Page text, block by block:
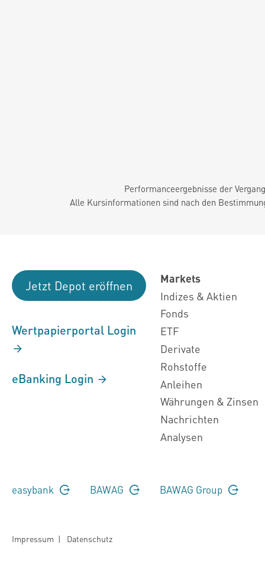
Performanceergebnisse der
Alle Kursinformationen sind nach den
Jetzt Depot eröffnen
Wertpapierportal Login
eBanking Login
Markets
Indizes & Aktien
Fonds
ETF
Derivate
Rohstoffe
Anleihen
Währungen & Zinsen
Nachrichten
Analysen
easybank BAWAG BAWAG Group
Impressum | Datenschutz